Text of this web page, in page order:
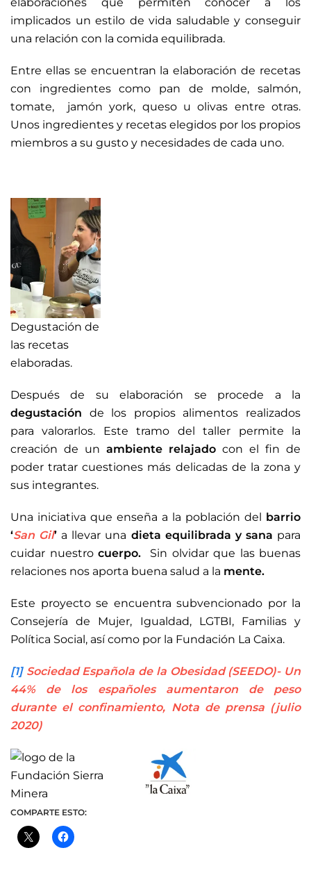
implicados un estilo de vida saludable y conseguir
una relación con la comida equilibrada.
Entre ellas se encuentran la elaboración de recetas
con ingredientes como pan de molde, salmón,
tomate, jamón york, queso u olivas entre otras.
Unos ingredientes y recetas elegidos por los propios
miembros a su gusto y necesidades de cada uno.
Degustación de
las recetas
elaboradas.
Después de su elaboración se procede a la
degustación de los propios alimentos realizados
para valorarlos. Este tramo del taller permite la
creación de un ambiente relajado con el fin de
poder tratar cuestiones más delicadas de la zona y
sus integrantes.
Una iniciativa que enseña a la población del
barrio
‘San Gil’ a llevar una dieta equilibrada y sana para
cuidar nuestro cuerpo. Sin olvidar que las buenas
relaciones nos aporta buena salud a la mente.
Este proyecto se encuentra subvencionado por la
Consejería de Mujer, Igualdad, LGTBI, Familias y
Política Social, así como por la Fundación La Caixa.
[1]Sociedad Española de la Obesidad (SEEDO)- Un
44% de los españoles aumentaron de peso
durante el confinamiento, Nota de prensa (julio
2020)
COMPARTE ESTO: